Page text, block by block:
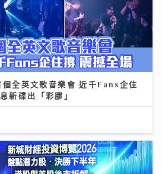
全英文歌音樂會 近千Fans企住
新碟出「彩膠」